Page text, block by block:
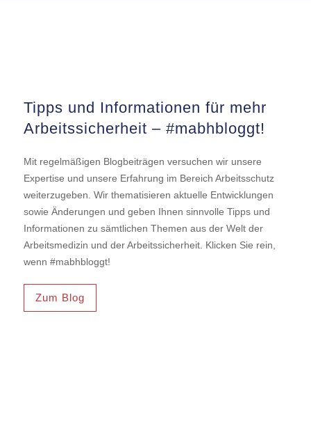
Tipps und Informationen für mehr
Arbeitssicherheit – #mabhbloggt!
Mit regelmäßigen Blogbeiträgen versuchen wir unsere
Expertise und unsere Erfahrung im Bereich Arbeitsschutz
weiterzugeben. Wir thematisieren aktuelle Entwicklungen
sowie Änderungen und geben Ihnen sinnvolle Tipps und
Informationen zu sämtlichen Themen aus der Welt der
Arbeitsmedizin und der Arbeitssicherheit. Klicken Sie rein,
wenn #mabhbloggt!
Zum Blog